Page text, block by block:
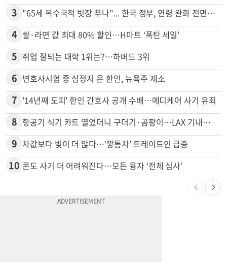
3 "65세 복수국적 빗장 푸나"... 한국 정부, 연령 완화 전면 추진
4 쌀·라면 값 최대 80% 할인…H마트 ‘폭탄 세일’
5 취업 잘되는 대학 1위는?…하버드 3위
6 변호사시험 중 심정지 온 한인, 뉴욕주 제소
7 '14년째 도피' 한인 간호사 공개 수배…메디케어 사기 유죄
8 항공기 식기 카트 열었더니 구더기·곰팡이…LAX 기내식 업체 논란
9 차값보다 빚이 더 많다…‘깡통차’ 트레이드인 급증
10 콘도 사기 더 어려워진다…모든 융자 ‘전체 심사’